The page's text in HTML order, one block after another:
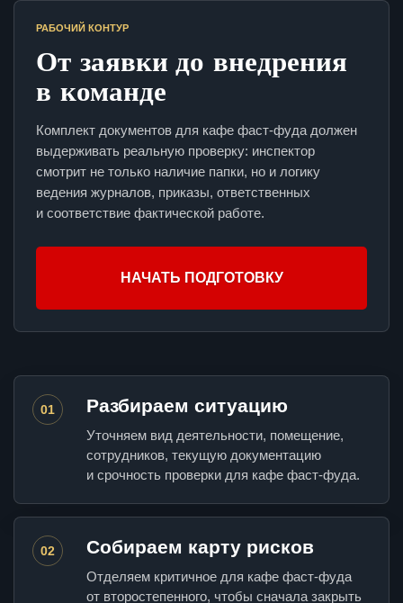
РАБОЧИЙ КОНТУР
От заявки до внедрения
в команде
Комплект документов для кафе фаст-фуда должен
выдерживать реальную проверку: инспектор
смотрит не только наличие папки, но и логику
ведения журналов, приказы, ответственных
и соответствие фактической работе.
НАЧАТЬ ПОДГОТОВКУ
01 Разбираем ситуацию
Уточняем вид деятельности, помещение,
сотрудников, текущую документацию
и срочность проверки для кафе фаст-фуда.
02 Собираем карту рисков
Отделяем критичное для кафе фаст-фуда
от второстепенного, чтобы сначала закрыть